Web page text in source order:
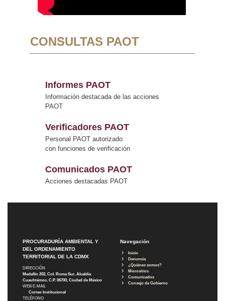
CONSULTAS PAOT
Informes PAOT
Información destacada de las acciones
PAOT
Verificadores PAOT
Personal PAOT autorizado
con funciones de verificación
Comunicados PAOT
Acciones destacadas PAOT
PROCURADURÍA AMBIENTAL Y
DEL ORDENAMIENTO
TERRITORIAL DE LA CDMX
DIRECCIÓN
Medellín 202, Col. Roma Sur, Alcaldía
Cuauhtémoc, C.P. 06700, Ciudad de México
WEB E-MAIL
Correo Institucional
TELÉFONO
Navegación
Inicio
Denuncia
¿Quiénes somos?
Micrositios
Comunicados
Consejo de Gobierno